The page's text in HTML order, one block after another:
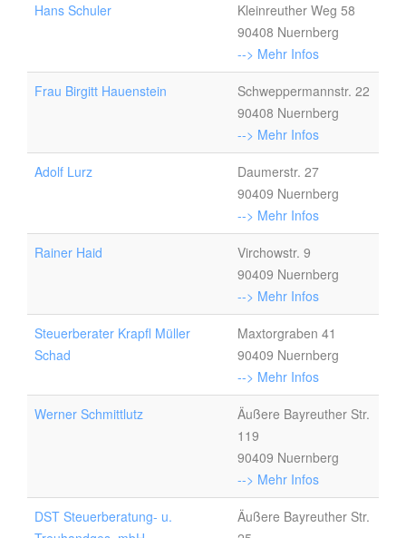
Hans Schuler
Kleinreuther Weg 58
90408 Nuernberg
--> Mehr Infos
Frau Birgitt Hauenstein
Schweppermannstr. 22
90408 Nuernberg
--> Mehr Infos
Adolf Lurz
Daumerstr. 27
90409 Nuernberg
--> Mehr Infos
Rainer Haid
Virchowstr. 9
90409 Nuernberg
--> Mehr Infos
Steuerberater Krapfl Müller
Schad
Maxtorgraben 41
90409 Nuernberg
--> Mehr Infos
Werner Schmittlutz
Äußere Bayreuther Str.
119
90409 Nuernberg
--> Mehr Infos
DST Steuerberatung- u.
Äußere Bayreuther Str.